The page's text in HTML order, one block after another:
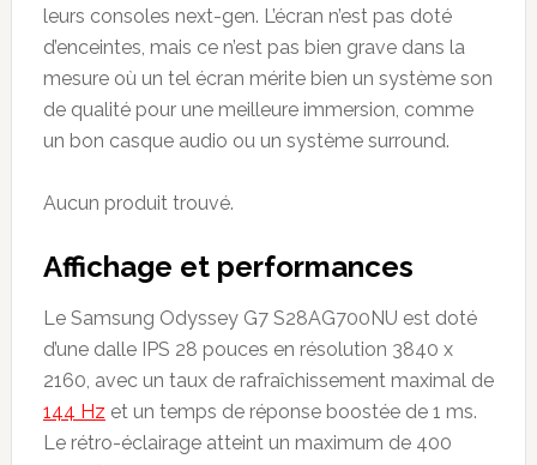
leurs consoles next-gen. L’écran n’est pas doté
d’enceintes, mais ce n’est pas bien grave dans la
mesure où un tel écran mérite bien un système son
de qualité pour une meilleure immersion, comme
un bon casque audio ou un système surround.
Aucun produit trouvé.
Affichage et performances
Le Samsung Odyssey G7 S28AG700NU est doté
d’une dalle IPS 28 pouces en résolution 3840 x
2160, avec un taux de rafraîchissement maximal de
144 Hz et un temps de réponse boostée de 1 ms.
Le rétro-éclairage atteint un maximum de 400